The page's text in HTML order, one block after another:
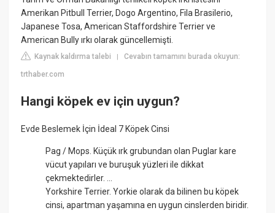
Amerikan Pitbull Terrier, Dogo Argentino, Fila Brasilerio,
Japanese Tosa, American Staffordshire Terrier ve
American Bully ırkı olarak güncellemişti.
Kaynak kaldırma talebi |Cevabın tamamını burada okuyun:
trthaber.com
Hangi köpek ev için uygun?
Evde Beslemek İçin İdeal 7 Köpek Cinsi
Pag / Mops. Küçük ırk grubundan olan Puglar kare
vücut yapıları ve buruşuk yüzleri ile dikkat
çekmektedirler. ...
Yorkshire Terrier. Yorkie olarak da bilinen bu köpek
cinsi, apartman yaşamına en uygun cinslerden biridir.